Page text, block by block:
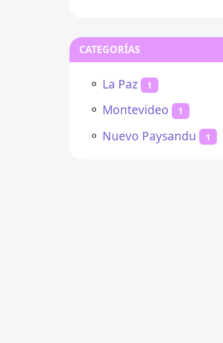
CATEGORÍAS
⚬ La Paz 1
⚬ Montevideo 1
⚬ Nuevo Paysandu 1